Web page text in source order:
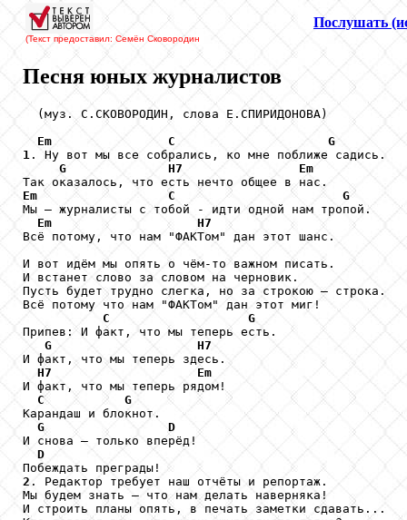
(Текст предоставил: Семён Сковородин
Послушать
Песня юных журналистов
  (муз. С.СКОВОРОДИН, слова Е.СПИРИДОНОВА)
Em
C
G
1 . Ну вот мы все собрались, ко мне поближе садись.
G
H7
Em
Em
C
G
Мы – журналисты с тобой - идти одной нам тропой.
Em
H7
Всё потому, что нам "ФАКТом" дан этот шанс.
И вот идём мы опять о чём-то важном писать.
И встанет слово за словом на черновик.
Пусть будет трудно слегка, но за строкою – строка.
Всё потому что нам "ФАКТом" дан этот миг!
C
G
Припев: И факт, что мы теперь есть.
G
H7
И факт, что мы теперь здесь.
H7
Em
И факт, что мы теперь рядом!
C
G
Карандаш и блокнот.
G
D
И снова – только вперёд!
D
2 . Редактор требует наш отчёты и репортаж.
Мы будем знать – что нам делать наверняка!
И строить планы опять, в печать заметки сдавать...